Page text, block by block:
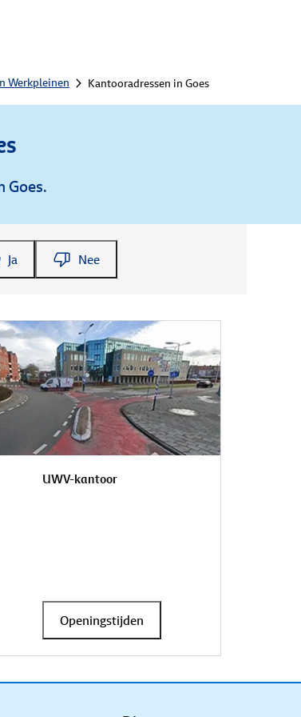
Werkpleinen Kantooradressen in Goes
Goes.
Ja Nee
UWV-kantoor
Openingstijden